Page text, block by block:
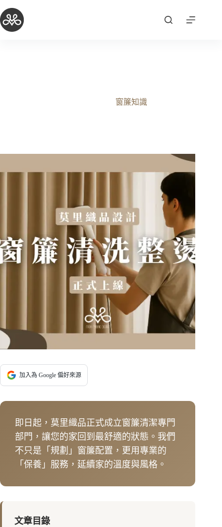
至
主
窗簾知識
加入為 Google 偏好來源
即日起，莫里織品正式成立窗簾清潔專門
部門，讓您的家回到最舒適的狀態。我們
不只是「規劃」窗簾配置，更用專業的
「保養」服務，延續家的溫度與風格。
文章目錄